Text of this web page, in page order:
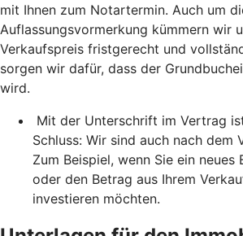
mit Ihnen zum Notartermin. Auch um
Auflassungsvormerkung kümmern wir
Verkaufspreis fristgerecht und
sorgen wir dafür, dass der
wird.
Mit der Unterschrift im Vertrag
Schluss: Wir sind auch nach dem
Zum Beispiel, wenn Sie ein neues
oder den Betrag aus Ihrem
investieren möchten.